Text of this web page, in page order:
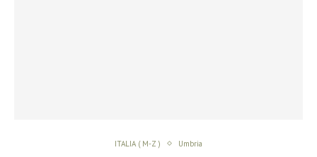
ITALIA ( M-Z ) Umbria